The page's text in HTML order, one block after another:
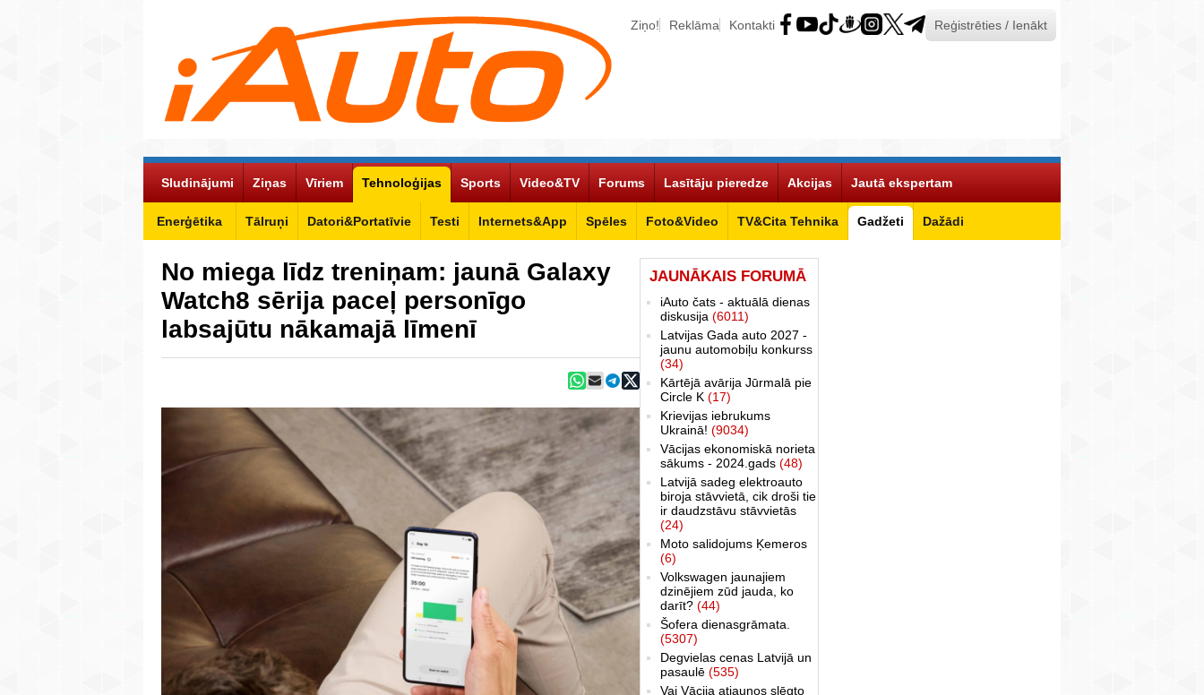
Ziņo! Reklāma Kontakti Reģistrēties / Ienākt
Sludinājumi Ziņas Vīriem Tehnoloģijas
Enerģētika Tālruņi Datori&Portatīvie Testi Internets&App Spēles Foto&Video TV&Cita Tehnika Gadžeti Dažādi
Sports Video&TV Forums Lasītāju pieredze Akcijas Jautā ekspertam
No miega līdz treniņam: jaunā Galaxy
Watch8 sērija paceļ personīgo
labsajūtu nākamajā līmenī
JAUNĀKAIS FORUMĀ
iAuto čats - aktuālā dienas
diskusija (6011)
Latvijas Gada auto 2027 -
jaunu automobiļu konkurss
(34)
Kārtējā avārija Jūrmalā pie
Circle K (17)
Krievijas iebrukums
Ukrainā! (9034)
Vācijas ekonomiskā norieta
sākums - 2024.gads (48)
Latvijā sadeg elektroauto
biroja stāvvietā, cik droši tie
ir daudzstāvu stāvvietās
(24)
Moto salidojums Ķemeros
(6)
Volkswagen jaunajiem
dzinējiem zūd jauda, ko
darīt? (44)
Šofera dienasgrāmata.
(5307)
Degvielas cenas Latvijā un
pasaulē (535)
Vai Vācija atjaunos slēgto